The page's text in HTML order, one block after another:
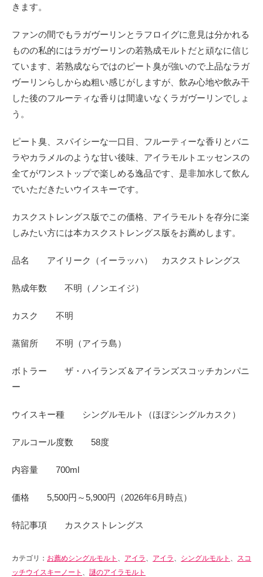
きます。
ファンの間でもラガヴーリンとラフロイグに意見は分かれる
ものの私的にはラガヴーリンの若熟成モルトだと頑なに信じ
ています、若熟成ならではのピート臭が強いので上品なラガ
ヴーリンらしからぬ粗い感じがしますが、飲み心地や飲み干
した後のフルーティな香りは間違いなくラガヴーリンでしょ
う。
ピート臭、スパイシーな一口目、フルーティーな香りとバニ
ラやカラメルのような甘い後味、アイラモルトエッセンスの
全てがワンストップで楽しめる逸品です、是非加水して飲ん
でいただきたいウイスキーです。
カスクストレングス版でこの価格、アイラモルトを存分に楽
しみたい方には本カスクストレングス版をお薦めします。
品名 アイリーク（イーラッハ） カスクストレングス
熟成年数 不明 （ノンエイジ）
カスク 不明
蒸留所 不明（アイラ島）
ボトラー ザ・ハイランズ＆アイランズスコッチカンパニ
ー
ウイスキー種 シングルモルト（ほぼシングルカスク）
アルコール度数 58度
内容量 700ml
価格 5,500円～5,900円（2026年6月時点）
特記事項 カスクストレングス
カテゴリ： お薦めシングルモルト 、 アイラ 、 アイラ 、 シングルモルト 、 スコ
ッチウイスキーノート 、 謎のアイラモルト